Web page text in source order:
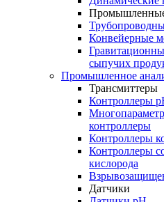
Промышленные
Конвейерные
сыпучих
Промышленное
Трансмиттеры
Контроллеры
контроллеры
Контроллеры
Контроллеры
кислорода
Датчики